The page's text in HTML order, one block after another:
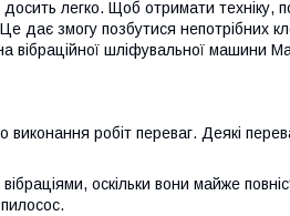
легко. Щоб отримати техніку,
дає змогу позбутися непотрібних
шліфувальної машини
робіт переваг. Деякі
оскільки вони майже